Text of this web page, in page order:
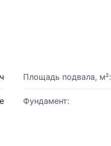
Площадь подвала, м²:
Фундамент: